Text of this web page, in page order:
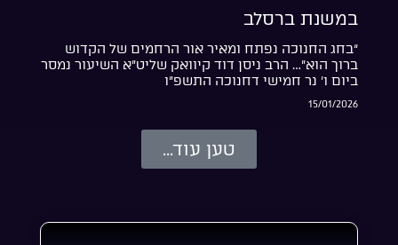
במשנת ברסלב
“בחג החנוכה נפתח ומאיר אור הרחמים של הקדוש
ברוך הוא”… הרב ניסן דוד קיוואק שליט”א השיעור נמסר
ביום ו’ נר חמישי דחנוכה התשפ”ו
15/01/2026
טען עוד...